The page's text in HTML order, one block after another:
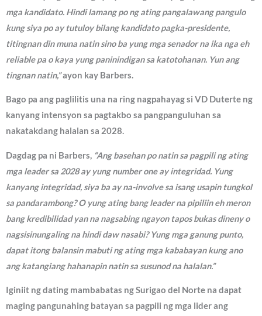
mga kandidato. Hindi lamang po ng ating pangalawang pangulo
kung siya po ay tutuloy bilang kandidato pagka-presidente,
titingnan din muna natin sino ba yung mga senador na ika nga eh
reliable pa o kaya yung paninindigan sa katotohanan. Yun ang
tingnan natin,”ayon kay Barbers.
Bago pa ang paglilitis una na ring nagpahayag si VD Duterte ng
kanyang intensyon sa pagtakbo sa pangpanguluhan sa
nakatakdang halalan sa 2028.
Dagdag pa ni Barbers, “Ang basehan po natin sa pagpili ng ating
mga leader sa 2028 ay yung number one ay integridad. Yung
kanyang integridad, siya ba ay na-involve sa isang usapin tungkol
sa pandarambong? O yung ating bang leader na pipiliin eh meron
bang kredibilidad yan na nagsabing ngayon tapos bukas dineny o
nagsisinungaling na hindi daw nasabi? Yung mga ganung punto,
dapat itong balansin mabuti ng ating mga kababayan kung ano
ang katangiang hahanapin natin sa susunod na halalan.”
Iginiit ng dating mambabatas ng Surigao del Norte na dapat
maging pangunahing batayan sa pagpili ng mga lider ang